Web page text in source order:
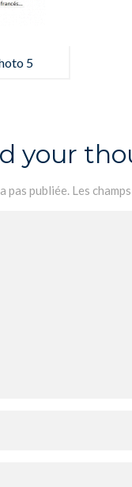
5
your
pas publiée. Les